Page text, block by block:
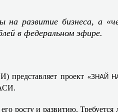
развитие бизнеса, а
в федеральном эфире.
представляет проект «ЗНАЙ
росту и развитию. Требуется